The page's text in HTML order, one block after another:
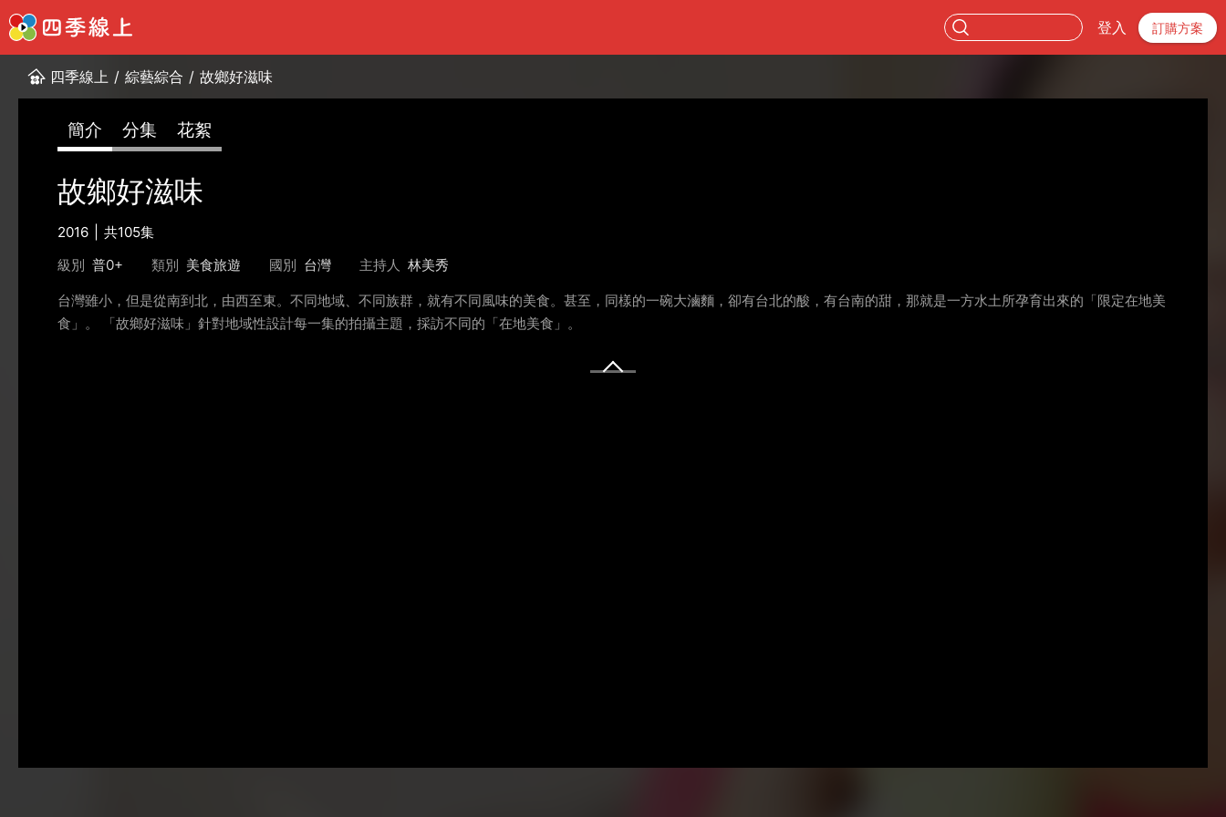
登入 訂購方案
四季線上 / 綜藝綜合 / 故鄉好滋味
簡介 分集 花絮
故鄉好滋味
2016
共105集
級別 普0+ 類別 美食旅遊 國別 台灣 主持人 林美秀
台灣雖小，但是從南到北，由西至東。不同地域、不同族群，就有不同風味的美食。甚至，同樣的一碗大滷麵，卻有台北的酸，有台南的甜，那就是一方水土所孕育出來的「限定在地美
食」。 「故鄉好滋味」針對地域性設計每一集的拍攝主題，採訪不同的「在地美食」。